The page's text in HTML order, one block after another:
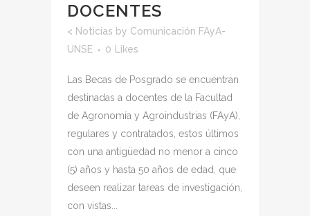
DOCENTES
< Noticias by Comunicación FAyA-
UNSE
0 Likes
Las Becas de Posgrado se encuentran
destinadas a docentes de la Facultad
de Agronomía y Agroindustrias (FAyA),
regulares y contratados, estos últimos
con una antigüedad no menor a cinco
(5) años y hasta 50 años de edad, que
deseen realizar tareas de investigación,
con vistas...